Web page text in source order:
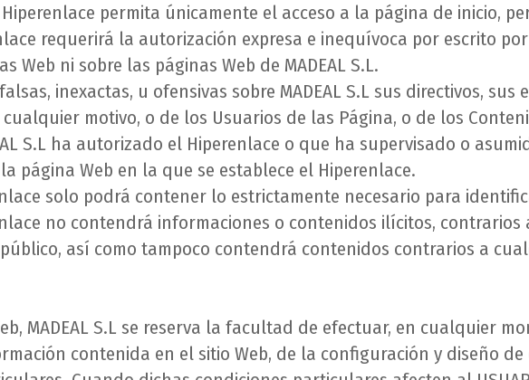
permita únicamente el acceso a la página de inicio,
requerirá la autorización expresa e inequívoca por escrito por
Web ni sobre las páginas Web de MADEAL S.L.
inexactas, u ofensivas sobre MADEAL S.L sus directivos,
motivo, o de los Usuarios de las Página, o de los
S.L ha autorizado el Hiperenlace o que ha supervisado o
página Web en la que se establece el Hiperenlace.
solo podrá contener lo estrictamente necesario para
no contendrá informaciones o contenidos ilícitos,
así como tampoco contendrá contenidos contrarios a
MADEAL S.L se reserva la facultad de efectuar, en cualquier
contenida en el sitio Web, de la configuración y diseño